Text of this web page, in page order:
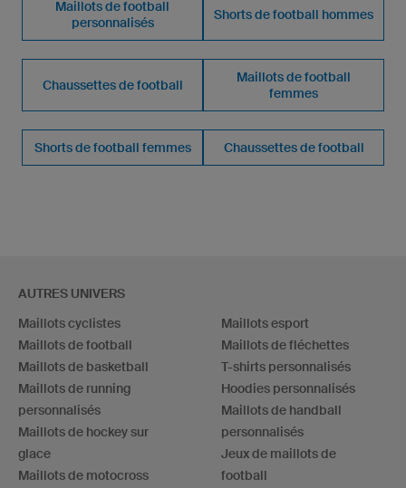
Maillots de football
personnalisés
Shorts de football hommes
Chaussettes de football
Maillots de football
femmes
Shorts de football femmes Chaussettes de football
AUTRES UNIVERS
Maillots cyclistes
Maillots de football
Maillots de basketball
Maillots de running
personnalisés
Maillots de hockey sur
glace
Maillots de motocross
Maillots esport
Maillots de fléchettes
T-shirts personnalisés
Hoodies personnalisés
Maillots de handball
personnalisés
Jeux de maillots de
football